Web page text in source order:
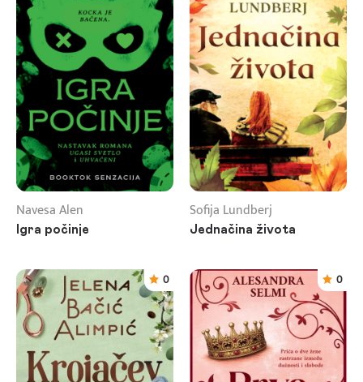
Navesa Alen
Igra počinje
Sofija Lundberj
Jednačina života
0 0